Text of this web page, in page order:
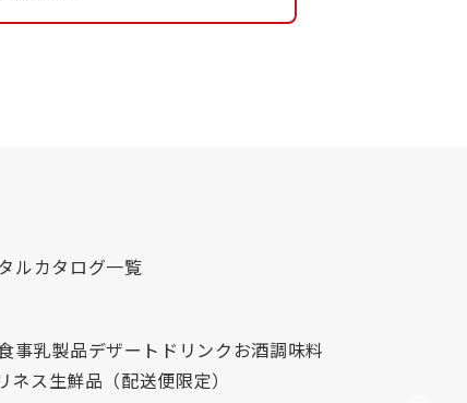
ルカタログ一覧
事乳製品デザート ドリンクお酒調味料
ネス生鮮品（配送便限定）